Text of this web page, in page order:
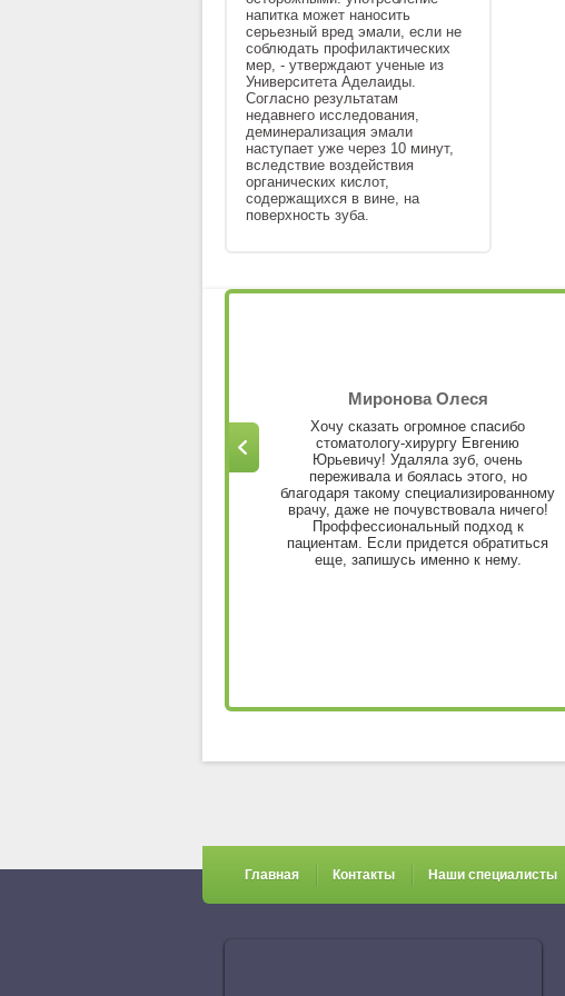
напитка может наносить
серьезный вред эмали, если не
соблюдать профилактических
мер, - утверждают ученые из
Университета Аделаиды.
Согласно результатам
недавнего исследования,
деминерализация эмали
наступает уже через 10 минут,
вследствие воздействия
органических кислот,
содержащихся в вине, на
поверхность зуба.
Миронова Олеся
Хочу сказать огромное спасибо
стоматологу-хирургу Евгению
Юрьевичу! Удаляла зуб, очень
переживала и боялась этого, но
благодаря такому специализированному
врачу, даже не почувствовала ничего!
Проффессиональный подход к
пациентам. Если придется обратиться
еще, запишусь именно к нему.
Главная Контакты Наши специалисты